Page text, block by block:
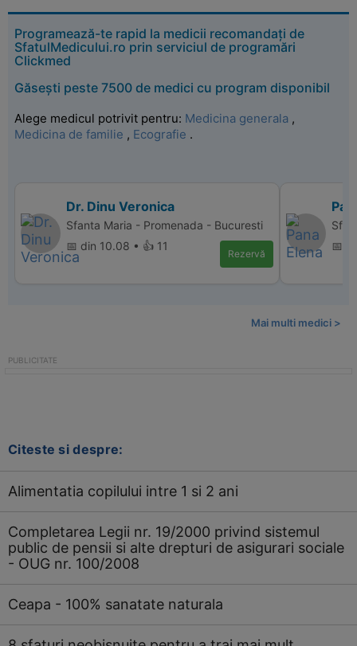
Programează-te rapid la medicii recomandați de
SfatulMedicului.ro prin serviciul de programări
Clickmed
Găsești peste 7500 de medici cu program disponibil
Alege medicul potrivit pentru: Medicina generala ,
Medicina de familie , Ecografie .
Dr. Dinu Veronica
Sfanta Maria - Promenada - Bucuresti
📅 din 10.08 • 👍 11
Rezervă
📅
Mai multi medici >
Citeste si despre:
Alimentatia copilului intre 1 si 2 ani
Completarea Legii nr. 19/2000 privind sistemul
public de pensii si alte drepturi de asigurari sociale
- OUG nr. 100/2008
Ceapa - 100% sanatate naturala